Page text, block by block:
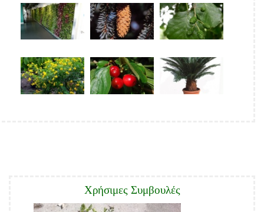
Χρήσιμες Συμβουλές